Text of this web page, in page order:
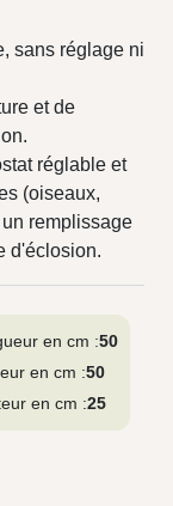
sans réglage ni
et de
réglable et
(oiseaux,
remplissage
d'éclosion.
en cm :50
en cm :50
en cm :25